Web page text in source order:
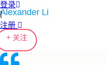
登录
|
注册
Alexander Li
+ 关注